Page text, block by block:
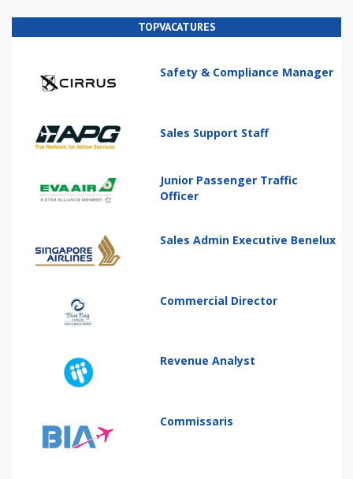
TOPVACATURES
Safety & Compliance Manager
Sales Support Staff
Junior Passenger Traffic
Officer
Sales Admin Executive Benelux
Commercial Director
Revenue Analyst
Commissaris